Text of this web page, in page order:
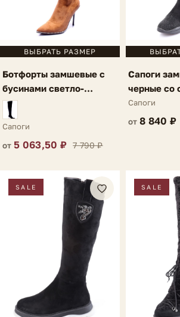
ВЫБРАТЬ РАЗМЕР
Ботфорты замшевые с
бусинами светло-
коричневые Niella
Сапоги
от 5 063,50 ₽ 7 790 ₽
Сапоги
черные со
Rochelle
Сапоги
от8 840 ₽
SALE SALE